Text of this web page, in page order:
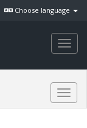
Choose language